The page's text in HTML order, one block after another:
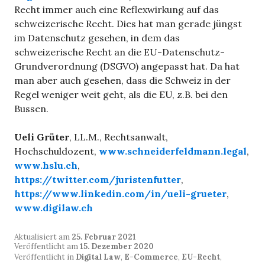
Recht immer auch eine Reflexwirkung auf das
schweizerische Recht. Dies hat man gerade jüngst
im Datenschutz gesehen, in dem das
schweizerische Recht an die EU-Datenschutz-
Grundverordnung (DSGVO) angepasst hat. Da hat
man aber auch gesehen, dass die Schweiz in der
Regel weniger weit geht, als die EU, z.B. bei den
Bussen.
Ueli Grüter, LL.M., Rechtsanwalt,
Hochschuldozent, www.schneiderfeldmann.legal,
www.hslu.ch,
https://twitter.com/juristenfutter,
https://www.linkedin.com/in/ueli-grueter,
www.digilaw.ch
Aktualisiert am 25. Februar 2021
Veröffentlicht am15. Dezember 2020
Veröffentlicht in Digital Law, E-Commerce, EU-Recht,